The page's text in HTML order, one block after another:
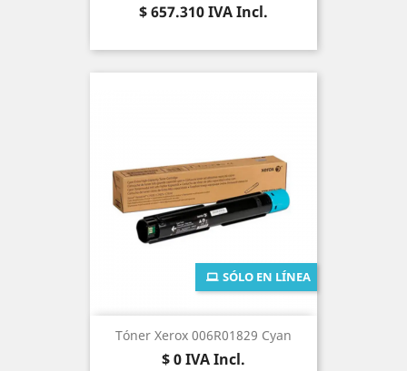
Precio
$ 657.310IVA Incl.
Tóner Xerox 006R01829 Cyan
Precio
$ 0IVA Incl.
SÓLO EN LÍNEA